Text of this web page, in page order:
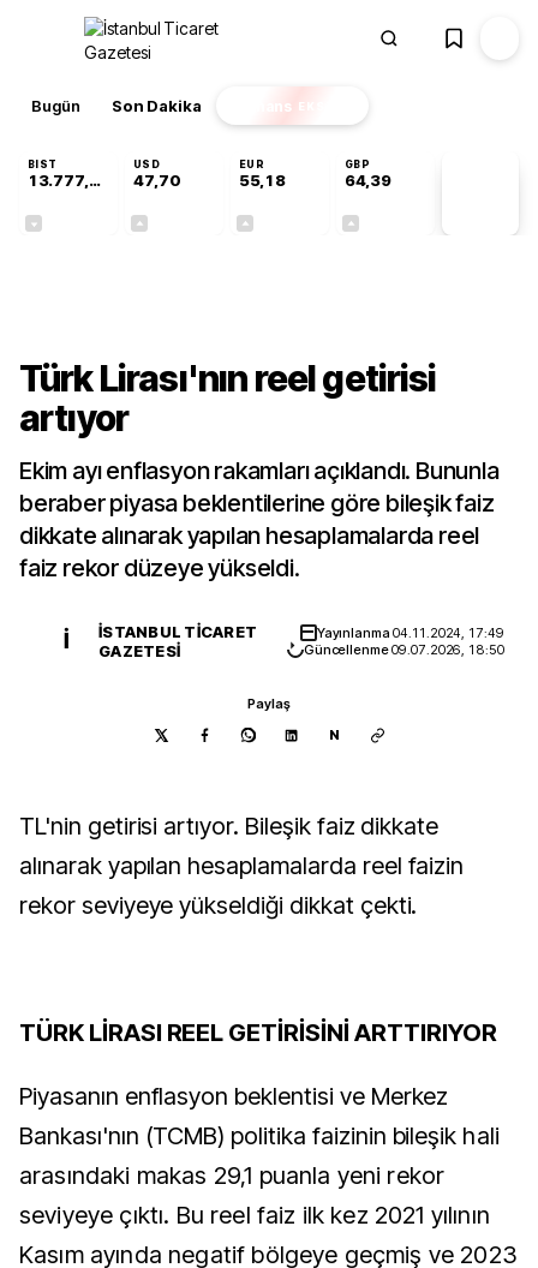
Bugün Son Dakika Finans EKSTRA
BIST
13.777,39
USD
47,70
EUR
55,18
GBP
64,39
Türk Lirası'nın reel getirisi
artıyor
Ekim ayı enflasyon rakamları açıklandı. Bununla
beraber piyasa beklentilerine göre bileşik faiz
dikkate alınarak yapılan hesaplamalarda reel
faiz rekor düzeye yükseldi.
İ
İSTANBUL TICARET
GAZETESI
Yayınlanma04.11.2024, 17:49
Güncellenme09.07.2026, 18:50
Paylaş
N
TL'nin getirisi artıyor. Bileşik faiz dikkate
alınarak yapılan hesaplamalarda reel faizin
rekor seviyeye yükseldiği dikkat çekti.
TÜRK LİRASI REEL GETİRİSİNİ ARTTIRIYOR
Piyasanın enflasyon beklentisi ve Merkez
Bankası'nın (TCMB) politika faizinin bileşik hali
arasındaki makas 29,1 puanla yeni rekor
seviyeye çıktı. Bu reel faiz ilk kez 2021 yılının
Kasım ayında negatif bölgeye geçmiş ve 2023